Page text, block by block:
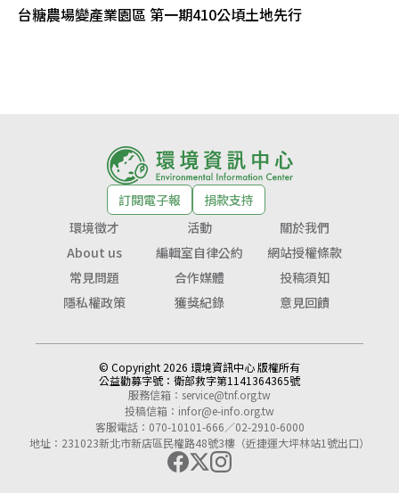
台糖農場變產業園區 第一期410公頃土地先行
訂閱電子報
捐款支持
環境徵才
活動
關於我們
About us
編輯室自律公約
網站授權條款
常見問題
合作媒體
投稿須知
隱私權政策
獲獎紀錄 意見回饋
© Copyright 2026 環境資訊中心 版權所有
公益勸募字號： 衛部救字第1141364365號
服務信箱： service@tnf.org.tw
投稿信箱： infor@e-info.org.tw
客服電話：070-10101-666／02-2910-6000
地址：231023新北市新店區民權路48號3樓（近捷運大坪林站1號出口）